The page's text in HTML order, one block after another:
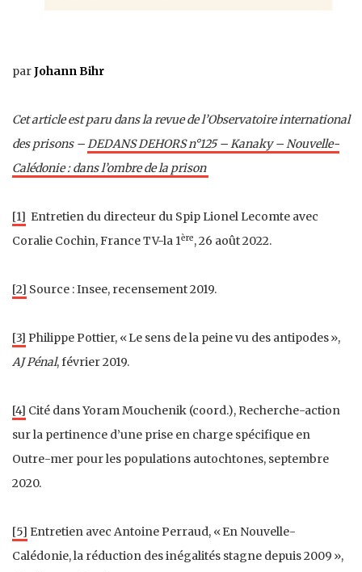
parJohann Bihr
Cet article est paru dans la revue de l’Observatoire international
des prisons –DEDANS DEHORS n°125 – Kanaky – Nouvelle-
Calédonie : dans l’ombre de la prison
[1] Entretien du directeur du Spip Lionel Lecomte avec
Coralie Cochin, France TV-la 1ère, 26 août 2022.
[2] Source : Insee, recensement 2019.
[3] Philippe Pottier, « Le sens de la peine vu des antipodes »,
AJ Pénal, février 2019.
[4] Cité dans Yoram Mouchenik (coord.), Recherche-action
sur la pertinence d’une prise en charge spécifique en
Outre-mer pour les populations autochtones, septembre
2020.
[5] Entretien avec Antoine Perraud, « En Nouvelle-
Calédonie, la réduction des inégalités stagne depuis 2009 »,